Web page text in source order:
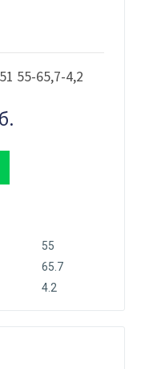
55-65,7-4,2
55
65.7
4.2